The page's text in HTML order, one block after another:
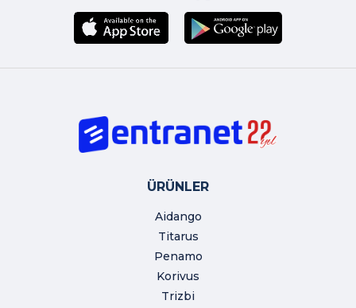
ÜRÜNLER
Aidango
Titarus
Penamo
Korivus
Trizbi